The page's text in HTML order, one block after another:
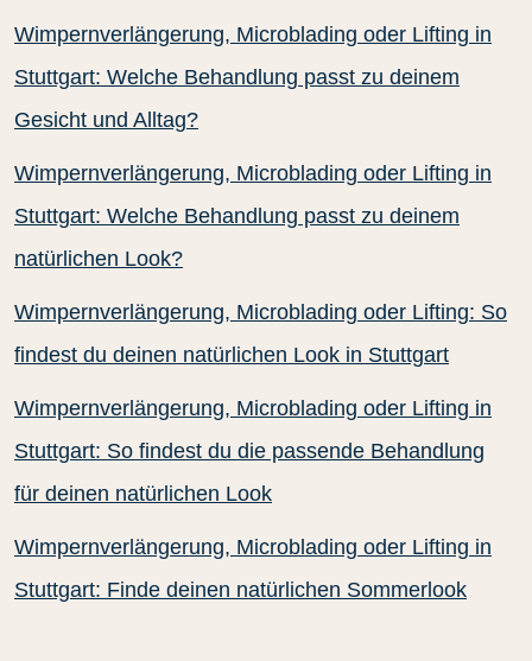
Wimpernverlängerung, Microblading oder Lifting in
Stuttgart: Welche Behandlung passt zu deinem
Gesicht und Alltag?
Wimpernverlängerung, Microblading oder Lifting in
Stuttgart: Welche Behandlung passt zu deinem
natürlichen Look?
Wimpernverlängerung, Microblading oder Lifting: So
findest du deinen natürlichen Look in Stuttgart
Wimpernverlängerung, Microblading oder Lifting in
Stuttgart: So findest du die passende Behandlung
für deinen natürlichen Look
Wimpernverlängerung, Microblading oder Lifting in
Stuttgart: Finde deinen natürlichen Sommerlook